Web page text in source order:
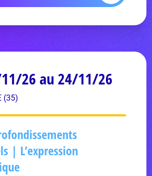
26 au 24/11/26
(35)
| L’expression